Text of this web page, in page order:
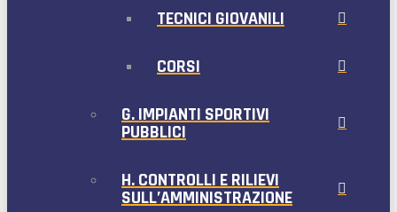
TECNICI GIOVANILI
CORSI
G. IMPIANTI SPORTIVI
PUBBLICI
H. CONTROLLI E RILIEVI
SULL’AMMINISTRAZIONE